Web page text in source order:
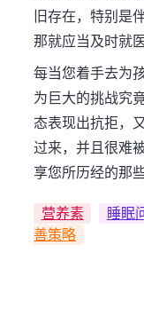
旧存在，特别是
那就应当及时就
每当您着手去为
为巨大的挑战究
态表现出抗拒，
过来，并且很难
享您所历经的那些
营养素 睡眠
善策略